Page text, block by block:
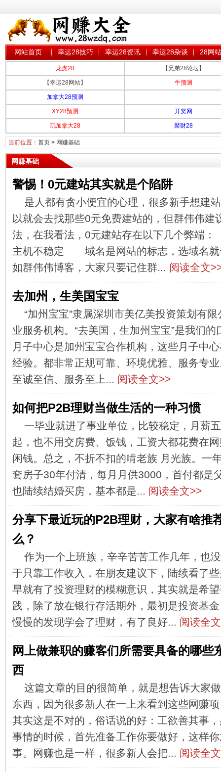
网站首页 幸运28技巧 幸运28资讯 幸运28杂谈 28网
龙虎28 【兄弟28论坛】
【幸运28网站】 牛预测
加拿大28预测
XY28预测 开奖网
玩加拿大28 聚财28
当前位置： 首页> 网赚基础
网赚基础
警惕！0元建站其实就是个陷阱
是人都有贪小便宜的心理，很多新手想建
以就会去找那些0元免费建站的，但群伟伟建
法，在我看法，0元建站存在以下几个
主机不稳定 域名是网站的标志，选域名就
如群伟伟博客，大家只要记住群... 阅读全文
去加州，生美国宝宝
“加州宝宝”隶属深圳市美亿美投资策划有
业服务机构。“去美国，生加州宝宝”是我们
月子中心是加州宝宝合作机构，这些月子中
经验。都非常正规可靠、环境优雅、服务专
至诚至信、服务至上... 阅读全文>>
如何把P2B理财当做生活的一种习惯
一毕业就进了事业单位，比较稳定，月薪
起，也不用交房费、饭钱，工资大都花费在
闲钱。总之，不折不扣的啃老族 月光族。一
套房子30年付清，每月月供3000，首付都是
也陆续结婚买房，基本都是... 阅读全文>>
分享下最近玩的P2B理财，大家有啥推
么？
作为一个上班族，辛辛苦苦工作几年，也
于只靠工作收入，在朋友建议下，陆续看了
早就有了投资理财的模糊意识，其实就是希
践，除了放在银行存活期外，最初是投资基
慢慢的发现学会了理财，有了良好... 阅读全
网上做兼职的赚客们所需要具备的哪些
西
这篇文章的目的很简单，就是想告诉大家
东西，因为很多新人在一上来看到这些网赚
其实这是不对的，俗话说的好：工欲善其事
事情的时候，首先准备工作你要做好，这样
事。网赚也是一样，很多新人会把... 阅读全